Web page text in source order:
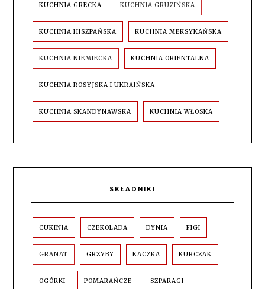
KUCHNIA GRECKA KUCHNIA GRUZIŃSKA
KUCHNIA HISZPAŃSKA KUCHNIA MEKSYKAŃSKA
KUCHNIA NIEMIECKA KUCHNIA ORIENTALNA
KUCHNIA ROSYJSKA I UKRAIŃSKA
KUCHNIA SKANDYNAWSKA KUCHNIA WŁOSKA
SKŁADNIKI
CUKINIA CZEKOLADA DYNIA FIGI
GRANAT GRZYBY KACZKA KURCZAK
OGÓRKI POMARAŃCZE SZPARAGI